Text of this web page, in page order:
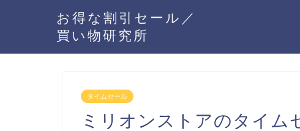
お得な割引セール／
買い物研究所
タイムセール
ミリオンストアのタイム